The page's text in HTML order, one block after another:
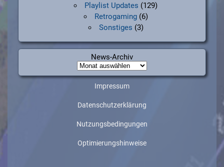
Playlist Updates (129)
Retrogaming(6)
Sonstiges (3)
News-Archiv
News-
Archiv
Impressum
Datenschutzerklärung
Nutzungsbedingungen
Optimierungshinweise